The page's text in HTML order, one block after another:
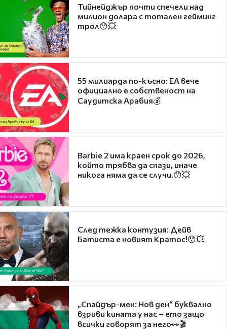
Тийнейджър почти спечели над
милион долара с тотален гейминг
трол😯💥
55 милиарда по-късно: EA вече
официално е собственост на
Саудитска Арабия💰
Barbie 2 има краен срок до 2026,
който трябва да спази, иначе
никога няма да се случи.😯💥
След тежка контузия: Дейв
Батиста е новият Кратос!😯💥
„Спайдър-мен: Нов ден“ буквално
взриви кината у нас – ето защо
всички говорят за него👀🎬